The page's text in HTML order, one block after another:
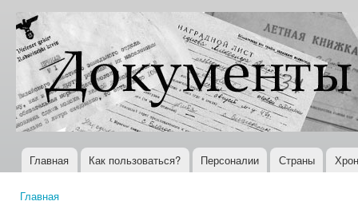
Документы
XX века
Всемирная
история в
Интернете
Главное меню
Главная Как пользоваться? Персоналии Страны
Главная